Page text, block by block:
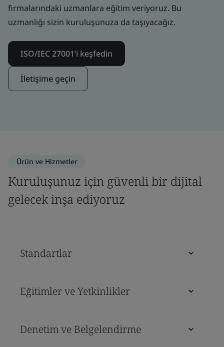
firmalarındaki uzmanlara eğitim veriyoruz. Bu
uzmanlığı sizin kuruluşunuza da taşıyacağız.
ISO/IEC 27001’i keşfedin
İletişime geçin
Ürün ve Hizmetler
Kuruluşunuz için güvenli bir dijital
gelecek inşa ediyoruz
Standartlar
Eğitimler ve Yetkinlikler
Denetim ve Belgelendirme